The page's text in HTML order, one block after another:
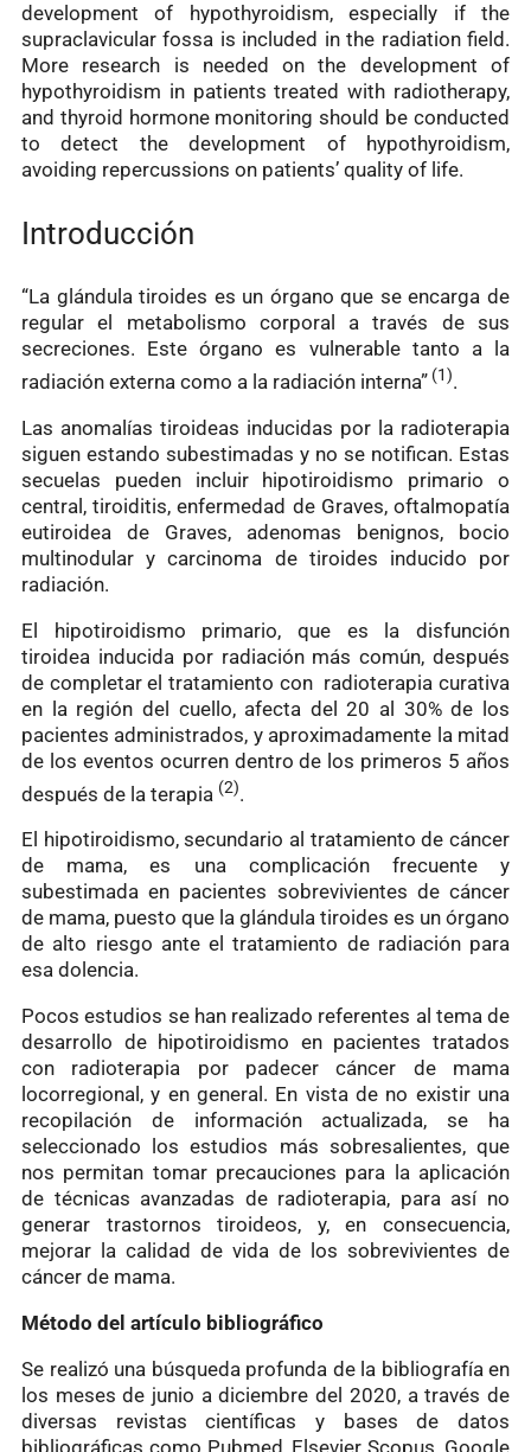
development of hypothyroidism, especially if the
supraclavicular fossa is included in the radiation field.
More research is needed on the development of
hypothyroidism in patients treated with radiotherapy,
and thyroid hormone monitoring should be conducted
to detect the development of hypothyroidism,
avoiding repercussions on patients’ quality of life.
Introducción
“La glándula tiroides es un órgano que se encarga de
regular el metabolismo corporal a través de sus
secreciones. Este órgano es vulnerable tanto a la
radiación externa como a la radiación interna” (1).
Las anomalías tiroideas inducidas por la radioterapia
siguen estando subestimadas y no se notifican. Estas
secuelas pueden incluir hipotiroidismo primario o
central, tiroiditis, enfermedad de Graves, oftalmopatía
eutiroidea de Graves, adenomas benignos, bocio
multinodular y carcinoma de tiroides inducido por
radiación.
El hipotiroidismo primario, que es la disfunción
tiroidea inducida por radiación más común, después
de completar el tratamiento con radioterapia curativa
en la región del cuello, afecta del 20 al 30% de los
pacientes administrados, y aproximadamente la mitad
de los eventos ocurren dentro de los primeros 5 años
después de la terapia (2).
El hipotiroidismo, secundario al tratamiento de cáncer
de mama, es una complicación frecuente y
subestimada en pacientes sobrevivientes de cáncer
de mama, puesto que la glándula tiroides es un órgano
de alto riesgo ante el tratamiento de radiación para
esa dolencia.
Pocos estudios se han realizado referentes al tema de
desarrollo de hipotiroidismo en pacientes tratados
con radioterapia por padecer cáncer de mama
locorregional, y en general. En vista de no existir una
recopilación de información actualizada, se ha
seleccionado los estudios más sobresalientes, que
nos permitan tomar precauciones para la aplicación
de técnicas avanzadas de radioterapia, para así no
generar trastornos tiroideos, y, en consecuencia,
mejorar la calidad de vida de los sobrevivientes de
cáncer de mama.
Método del artículo bibliográfico
Se realizó una búsqueda profunda de la bibliografía en
los meses de junio a diciembre del 2020, a través de
diversas revistas científicas y bases de datos